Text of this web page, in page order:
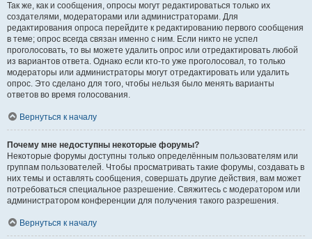
Так же, как и сообщения, опросы могут редактироваться только их
создателями, модераторами или администраторами. Для
редактирования опроса перейдите к редактированию первого сообщения
в теме; опрос всегда связан именно с ним. Если никто не успел
проголосовать, то вы можете удалить опрос или отредактировать любой
из вариантов ответа. Однако если кто-то уже проголосовал, то только
модераторы или администраторы могут отредактировать или удалить
опрос. Это сделано для того, чтобы нельзя было менять варианты
ответов во время голосования.
Вернуться к началу
Почему мне недоступны некоторые форумы?
Некоторые форумы доступны только определённым пользователям или
группам пользователей. Чтобы просматривать такие форумы, создавать в
них темы и оставлять сообщения, совершать другие действия, вам может
потребоваться специальное разрешение. Свяжитесь с модератором или
администратором конференции для получения такого разрешения.
Вернуться к началу